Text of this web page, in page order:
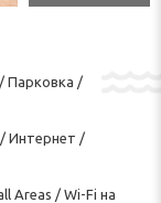
Парковка /
Интернет /
Areas / Wi-Fi на